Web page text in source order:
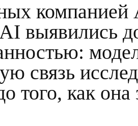
выявились
связь
того, как